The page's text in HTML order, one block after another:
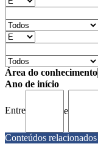
Área do conhecimento
Ano de início
Entre e
Conteúdos relacionados